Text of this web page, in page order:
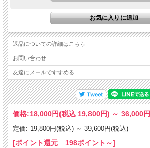
返品についての詳細はこちら
お問い合わせ
友達にメールですすめる
価格:18,000円(税込 19,800円) ～ 36,000円
定価: 19,800円(税込) ～ 39,600円(税込)
[ポイント還元 198ポイント～]